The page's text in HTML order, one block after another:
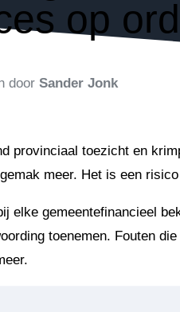
op
door Sander Jonk
provinciaal toezicht en
meer. Het is een
elke gemeentefinancieel
toenemen. Fouten